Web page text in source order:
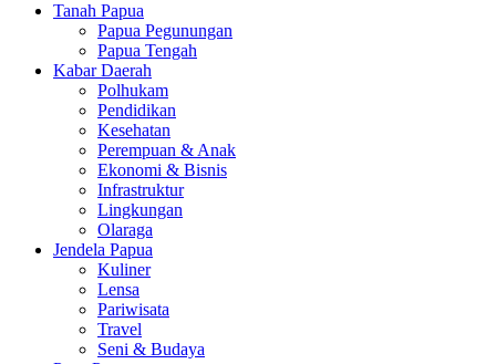
Tanah Papua
Papua Pegunungan
Papua Tengah
Kabar Daerah
Polhukam
Pendidikan
Kesehatan
Perempuan & Anak
Ekonomi & Bisnis
Infrastruktur
Lingkungan
Olaraga
Jendela Papua
Kuliner
Lensa
Pariwisata
Travel
Seni & Budaya